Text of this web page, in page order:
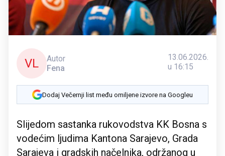
VL
Autor
Fena
13.06.2026.
u 16:15
Dodaj Večernji list među omiljene izvore na Googleu
Slijedom sastanka rukovodstva KK Bosna s
vodećim ljudima Kantona Sarajevo, Grada
Sarajeva i gradskih načelnika, održanog u